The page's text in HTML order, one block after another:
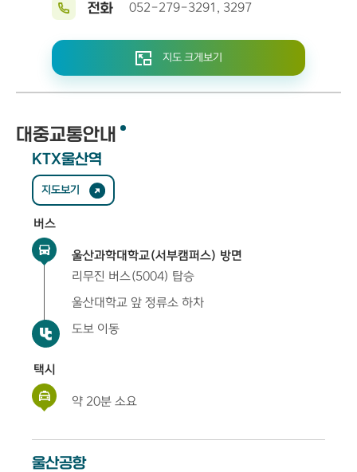
전화 052-279-3291, 3297
지도 크게보기
대중교통안내
KTX울산역
지도보기
버스
울산과학대학교(서부캠퍼스) 방면
리무진 버스(5004) 탑승
울산대학교 앞 정류소 하차
도보 이동
택시
약 20분 소요
울산공항